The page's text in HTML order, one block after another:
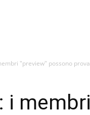
"preview" possono
i